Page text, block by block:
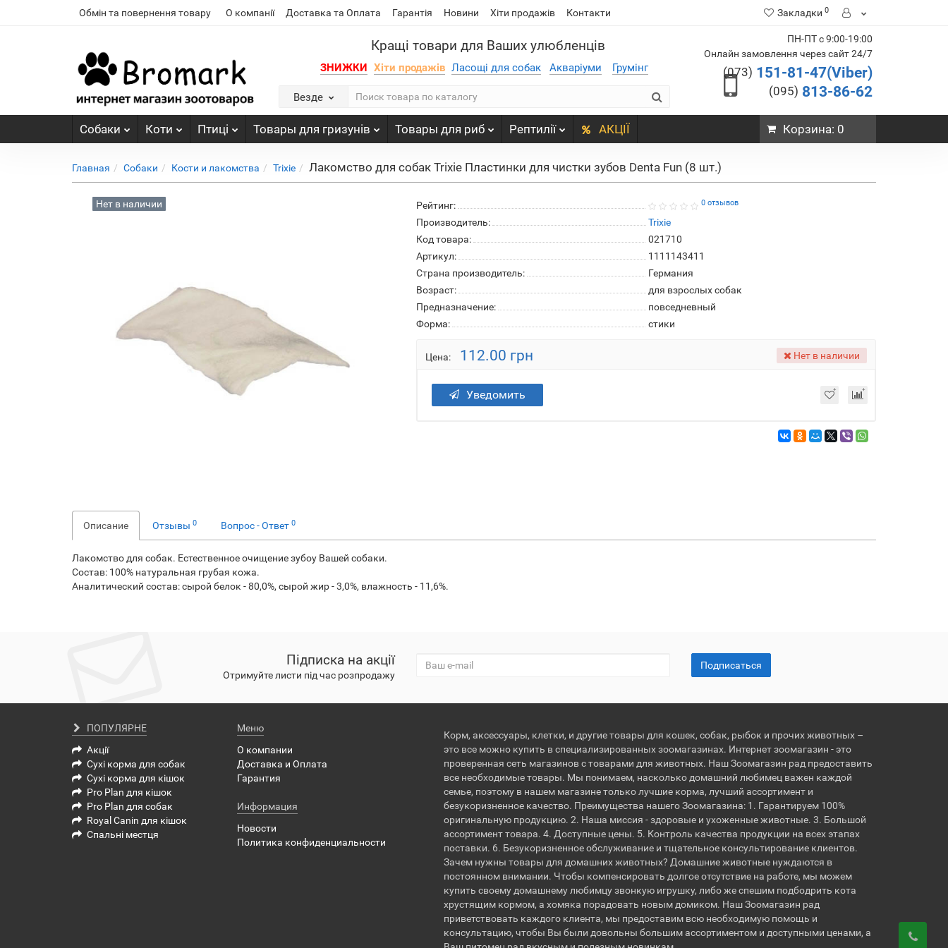
Обмін та повернення товару О компанії Доставка та Оплата Гарантія Новини Хіти продажів Контакти Закладки 0
Кращі товари для Ваших улюбленців
ЗНИЖКИ Хіти продажів Ласощі для собак Акваріуми Грумінг
Везде
ПН-ПТ с 9:00-19:00
Онлайн замовлення через сайт 24/7
(073) 151-81-47(Viber)
(095) 813-86-62
Собаки Коти Птиці Товары для гризунів Товары для риб Рептилії АКЦІЇ Корзина: 0
Главная Собаки Кости и лакомства Trixie Лакомство для собак Trixie Пластинки для чистки зубов Denta Fun (8 шт.)
Нет в наличии Рейтинг: 0 отзывов
Производитель:
Trixie
Код товара:
021710
Артикул:
1111143411
Страна производитель:
Германия
Возраст:
для взрослых собак
Предназначение:
повседневный
Форма:
стики
Цена: 112.00 грн Нет в наличии
Уведомить
Описание Отзывы 0 Вопрос - Ответ 0
Лакомство для собак. Естественное очищение зубоу Вашей собаки.
Состав: 100% натуральная грубая кожа.
Аналитический состав: сырой белок - 80,0%, сырой жир - 3,0%, влажность - 11,6%.
Підписка на акції
Отримуйте листи під час розпродажу
Подписаться
ПОПУЛЯРНЕ
Акції
Сухі корма для собак
Сухі корма для кішок
Pro Plan для кішок
Pro Plan для собак
Royal Canin для кішок
Спальні местця
Меню
О компании
Доставка и Оплата
Гарантия
Информация
Новости
Политика конфиденциальности
Корм, аксессуары, клетки, и другие товары для кошек, собак, рыбок и прочих животных –
это все можно купить в специализированных зоомагазинах. Интернет зоомагазин - это
проверенная сеть магазинов с товарами для животных. Наш Зоомагазин рад предоставить
все необходимые товары. Мы понимаем, насколько домашний любимец важен каждой
семье, поэтому в нашем магазине только лучшие корма, лучший ассортимент и
безукоризненное качество. Преимущества нашего Зоомагазина: 1. Гарантируем 100%
оригинальную продукцию. 2. Наша миссия - здоровые и ухоженные животные. 3. Большой
ассортимент товара. 4. Доступные цены. 5. Контроль качества продукции на всех этапах
поставки. 6. Безукоризненное обслуживание и тщательное консультирование клиентов.
Зачем нужны товары для домашних животных? Домашние животные нуждаются в
постоянном внимании. Чтобы компенсировать долгое отсутствие на работе, мы можем
купить своему домашнему любимцу звонкую игрушку, либо же спешим подбодрить кота
хрустящим кормом, а хомяка порадовать новым домиком. Наш Зоомагазин рад
приветствовать каждого клиента, мы предоставим всю необходимую помощь и
консультацию, чтобы Вы были довольны большим ассортиментом и доступными ценами, а